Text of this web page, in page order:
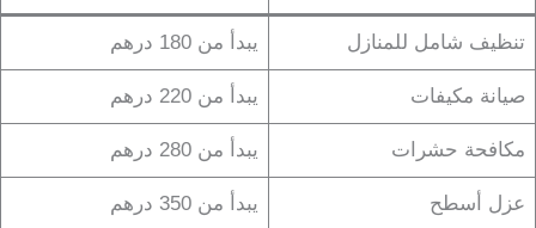
تنظيف شامل للمنازل يبدأ من 180 درهم
صيانة مكيفات يبدأ من 220 درهم
مكافحة حشرات يبدأ من 280 درهم
عزل أسطح يبدأ من 350 درهم